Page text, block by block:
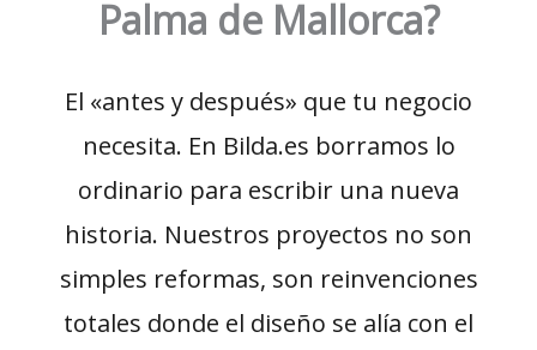
Palma de Mallorca?
El «antes y después» que tu negocio
necesita. En Bilda.es borramos lo
ordinario para escribir una nueva
historia. Nuestros proyectos no son
simples reformas, son reinvenciones
totales donde el diseño se alía con el